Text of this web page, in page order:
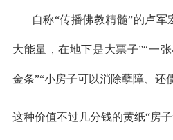
自称“传播佛教精髓”的卢军
大能量，在地下是大票子”“一
金条”“小房子可以消除孽障、
这种价值不过几分钱的黄纸“房